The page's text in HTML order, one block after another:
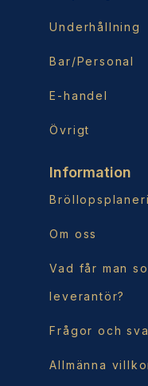
Underhållning
Bar/Personal
E-handel
Övrigt
Information
Om oss
Vad får man
leverantör?
Frågor och
Allmänna